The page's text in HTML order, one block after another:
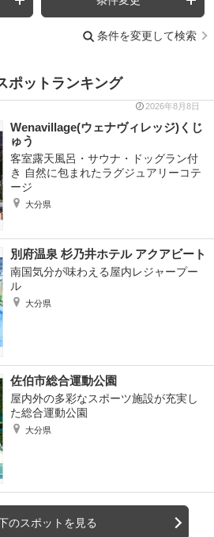
条件を変更して検索
ポットランキング
2026年8月8日
Wenavillage(ウェナヴィレッジ)くじ
ゅう
客室露天風呂・サウナ・ドッグラン付
き 自然に包まれたラグジュアリーコテ
ージ
大分県
別府温泉 杉乃井ホテル アクアビート
南国気分が味わえる屋内レジャープー
ル
大分県
佐伯市総合運動公園
屋内外の多彩なスポーツ施設が充実し
た総合運動公園
大分県
のスポットを見る